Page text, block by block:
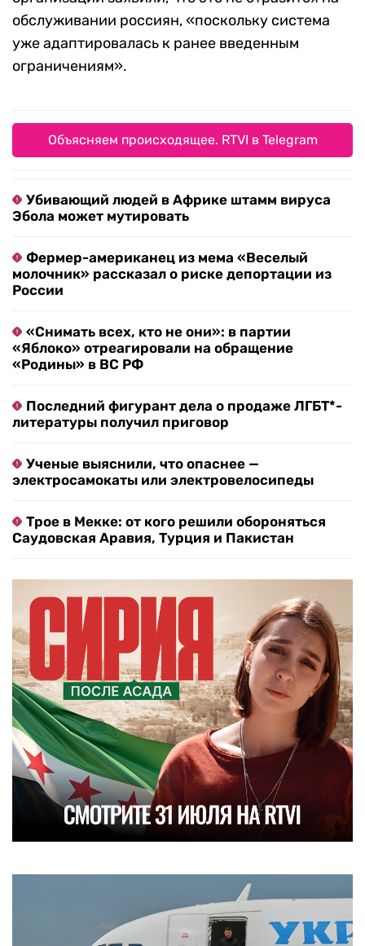
обслуживании россиян, «поскольку система
уже адаптировалась к ранее введенным
ограничениям».
Объясняем происходящее. RTVI в Telegram
Убивающий людей в Африке штамм вируса
Эбола может мутировать
Фермер-американец из мема «Веселый
молочник» рассказал о риске депортации из
России
«Снимать всех, кто не они»: в партии
«Яблоко» отреагировали на обращение
«Родины» в ВС РФ
Последний фигурант дела о продаже ЛГБТ*-
литературы получил приговор
Ученые выяснили, что опаснее —
электросамокаты или электровелосипеды
Трое в Мекке: от кого решили обороняться
Саудовская Аравия, Турция и Пакистан